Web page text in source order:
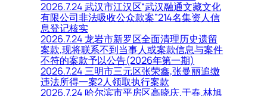
2026.7.24 武汉市江汉区“武汉融通文藏文化
有限公司非法吸收公众款案”214名集资人信
息登记核实
2026.7.24 龙岩市新罗区全面清理历史遗留
案款,现将联系不到当事人或案款信息与案件
不符的案款予以公告(2026年第一期)
2026.7.24 三明市三元区张荣鑫,张曼丽追缴
违法所得一案2人领取执行案款
2026.7.24 哈尔滨市平房区高晓庆,于春,林旭